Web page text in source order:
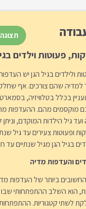
ולילדים בגיל הגן יש
למדיה שהם צורכים. אף
בכלל בטלוויזיה,
מוקסמים מהם. ההעדפות
גיל הילדות המוקדם,
ופעוטות צעירים עד גיל
בגיל הגן מגיל שנתיים עד
והעדפות מדיה
ביותר של העדפות
הוא השלב ההתפתחותי
לשתי קטגוריות.